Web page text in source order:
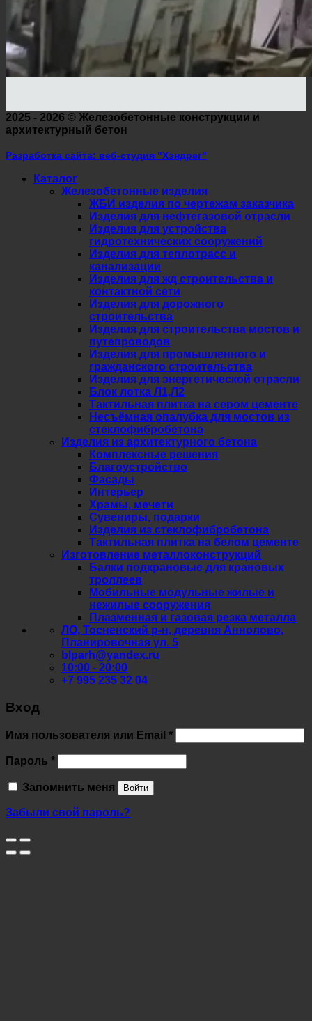
2025 - 2026 © Железобетонные конструкции и
архитектурный бетон
Разработка сайта: веб-студия "Хэндрег"
Каталог
Железобетонные изделия
ЖБИ изделия по чертежам заказчика
Изделия для нефтегазовой отрасли
Изделия для устройства
гидротехнических сооружений
Изделия для теплотрасс и
канализации
Изделия для жд строительства и
контактной сети
Изделия для дорожного
строительства
Изделия для строительства мостов и
путепроводов
Изделия для промышленного и
гражданского строительства
Изделия для энергетической отрасли
Блок лотка Л1,Л2
Тактильная плитка на сером цементе
Несъёмная опалубка для мостов из
стеклофибробетона
Изделия из архитектурного бетона
Комплексные решения
Благоустройство
Фасады
Интерьер
Храмы, мечети
Сувениры, подарки
Изделия из стеклофибробетона
Тактильная плитка на белом цементе
Изготовление металлоконструкций
Балки подкрановые для крановых
троллеев
Мобильные модульные жилые и
нежилые сооружения
Плазменная и газовая резка металла
ЛО, Тосненский р-н, деревня Аннолово,
Планировочная ул. 5
blparh@yandex.ru
10:00 - 20:00
+7 995 235 32 04
Вход
Имя пользователя или Email *Обязательно
Пароль *Обязательно
Запомнить меня Войти
Забыли свой пароль?